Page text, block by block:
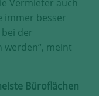
Vermieter auch
immer besser
der
meint
Büroflächen